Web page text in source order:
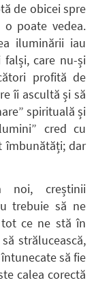
de obicei spre
poate vedea.
iluminării iau
falși, care nu-și
profită de
îi ascultă și să
spirituală și
cred cu
îmbunătăți; dar
noi, creștinii
trebuie să ne
tot ce ne stă în
strălucească,
să fie
calea corectă